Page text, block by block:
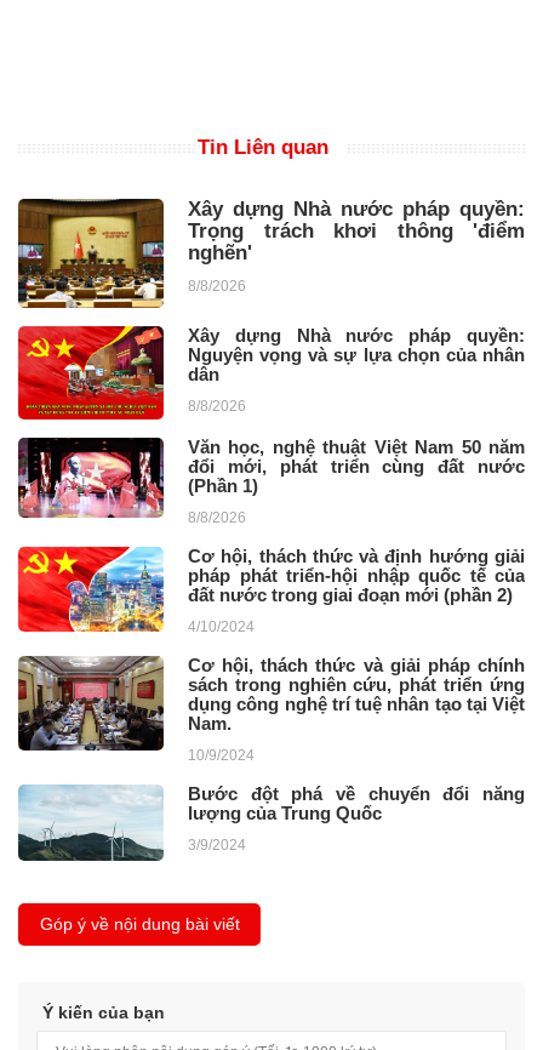
Tin Liên quan
Xây dựng Nhà nước pháp quyền:
Trọng trách khơi thông 'điểm
nghẽn'
8/8/2026
Xây dựng Nhà nước pháp quyền:
Nguyện vọng và sự lựa chọn của nhân
dân
8/8/2026
Văn học, nghệ thuật Việt Nam 50 năm
đổi mới, phát triển cùng đất nước
(Phần 1)
8/8/2026
Cơ hội, thách thức và định hướng giải
pháp phát triển-hội nhập quốc tế của
đất nước trong giai đoạn mới (phần 2)
4/10/2024
Cơ hội, thách thức và giải pháp chính
sách trong nghiên cứu, phát triển ứng
dụng công nghệ trí tuệ nhân tạo tại Việt
Nam.
10/9/2024
Bước đột phá về chuyển đổi năng
lượng của Trung Quốc
3/9/2024
Góp ý về nội dung bài viết
Ý kiến của bạn